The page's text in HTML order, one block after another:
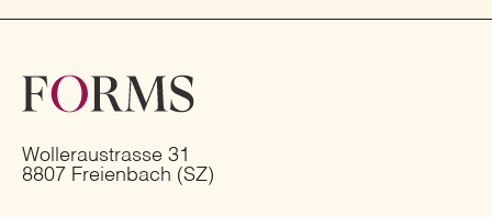
Wolleraustrasse 31
8807 Freienbach (SZ)